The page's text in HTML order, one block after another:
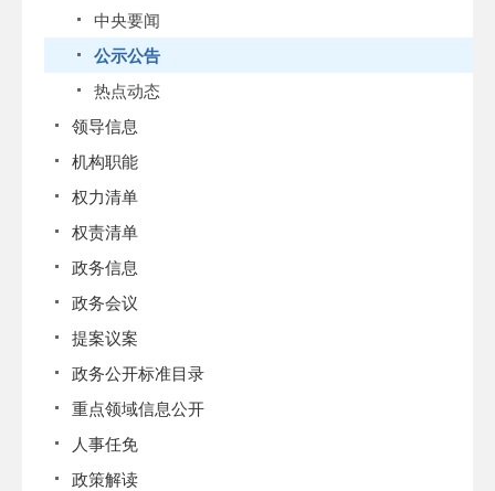
中央要闻
公示公告
热点动态
领导信息
机构职能
权力清单
权责清单
政务信息
政务会议
提案议案
政务公开标准目录
重点领域信息公开
人事任免
政策解读